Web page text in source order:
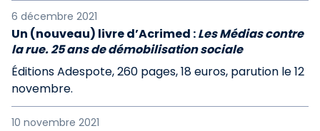
6 décembre 2021
Un (nouveau) livre d’Acrimed :Les Médias contre
la rue. 25 ans de démobilisation sociale
Éditions Adespote, 260 pages, 18 euros, parution le 12
novembre.
10 novembre 2021